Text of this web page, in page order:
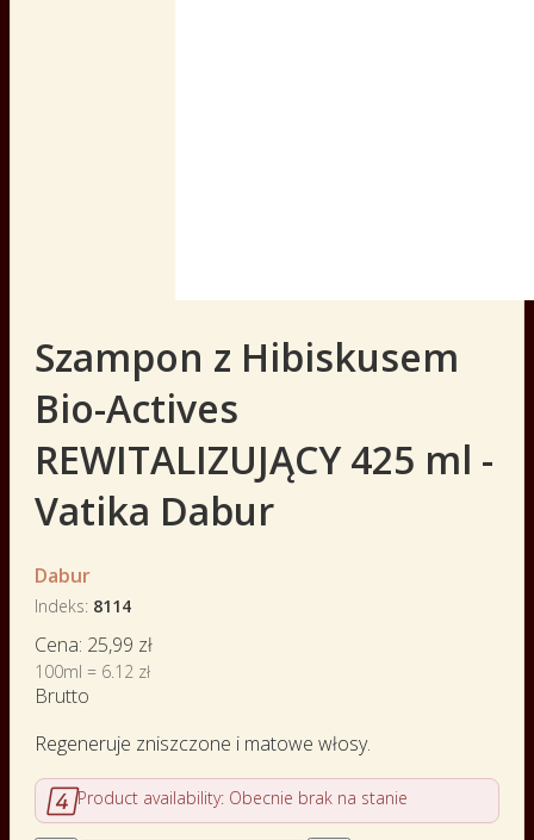
Szampon z Hibiskusem
Bio-Actives
REWITALIZUJĄCY 425 ml -
Vatika Dabur
Dabur
Indeks 8114
Cena: 25,99 zł
100ml = 6.12 zł
Brutto
Regeneruje zniszczone i matowe włosy.
Product availability: Obecnie brak na stanie